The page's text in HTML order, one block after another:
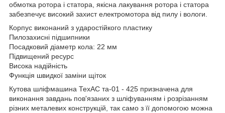
обмотка ротора і статора, якісна лакування ротора і статора
забезпечує високий захист електромотора від пилу і вологи.
Корпус виконаний з ударостійкого пластику
Пилозахисні підшипники
Посадковий діаметр кола: 22 мм
Підвищений ресурс
Висока надійність
Функція швидкої заміни щіток
Кутова шліфмашина ТехАС та-01 - 425 призначена для
виконання завдань пов'язаних з шліфуванням і розрізанням
різних металевих конструкцій, так само з її допомогою можна